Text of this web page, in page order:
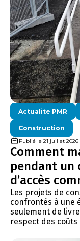
Actualite PMR
Construction
Publié le 21 juillet 2026
Comment
pendant un
d’accès
Les projets de
confrontés à une
seulement de
respect des